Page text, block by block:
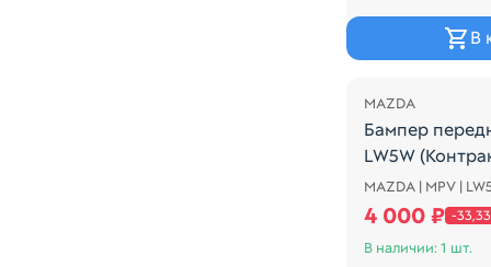
В
Распродажа
MAZDA
Бампер
LW5W
ЕСТЬ
MAZDA | MPV |
4 000 ₽ -
В наличии: 1 шт.